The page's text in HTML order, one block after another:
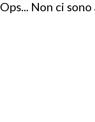
Ops... Non ci